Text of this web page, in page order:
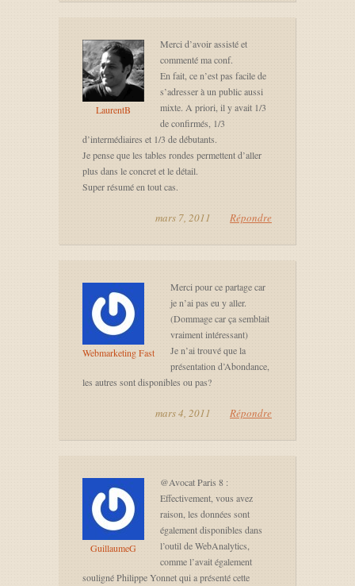
LaurentB
Merci d’avoir assisté et
commenté ma conf.
En fait, ce n’est pas facile de
s’adresser à un public aussi
mixte. A priori, il y avait 1/3
de confirmés, 1/3
d’intermédiaires et 1/3 de débutants.
Je pense que les tables rondes permettent d’aller
plus dans le concret et le détail.
Super résumé en tout cas.
mars 7, 2011 Répondre
Webmarketing Fast
Merci pour ce partage car
je n’ai pas eu y aller.
(Dommage car ça semblait
vraiment intéressant)
Je n’ai trouvé que la
présentation d’Abondance,
les autres sont disponibles ou pas?
mars 4, 2011 Répondre
GuillaumeG
@Avocat Paris 8 :
Effectivement, vous avez
raison, les données sont
également disponibles dans
l’outil de WebAnalytics,
comme l’avait également
souligné Philippe Yonnet qui a présenté cette